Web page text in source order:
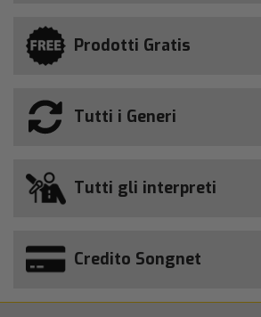
Prodotti Gratis
Tutti i Generi
Tutti gli interpreti
Credito Songnet